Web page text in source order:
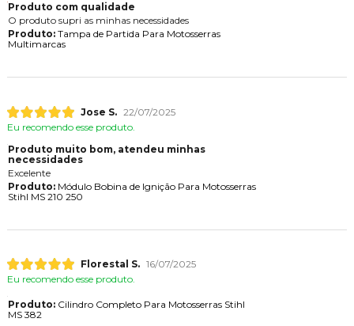
Produto com qualidade
O produto supri as minhas necessidades
Produto:Tampa de Partida Para Motosserras
Multimarcas
Jose S. 22/07/2025
Eu recomendo esse produto.
Produto muito bom, atendeu minhas
necessidades
Excelente
Produto:Módulo Bobina de Ignição Para Motosserras
Stihl MS 210 250
Florestal S. 16/07/2025
Eu recomendo esse produto.
Produto:Cilindro Completo Para Motosserras Stihl
MS 382